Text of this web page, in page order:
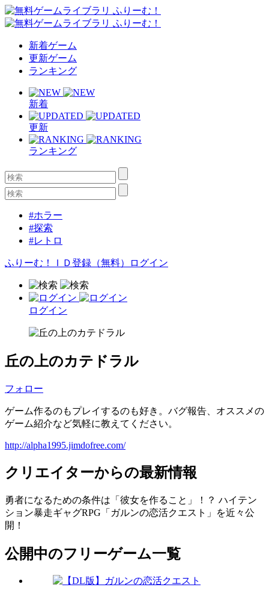
新着ゲーム
更新ゲーム
ランキング
新着
更新
ランキング
#ホラー
#探索
#レトロ
ふりーむ！ＩＤ登録（無料） ログイン
ログイン
丘の上のカテドラル
フォロー
ゲーム作るのもプレイするのも好き。バグ報告、オススメの
ゲーム紹介など気軽に教えてください。
http://alpha1995.jimdofree.com/
クリエイターからの最新情報
勇者になるための条件は「彼女を作ること」！？ ハイテン
ション暴走ギャグRPG「ガルンの恋活クエスト」を近々公
開！
公開中のフリーゲーム一覧